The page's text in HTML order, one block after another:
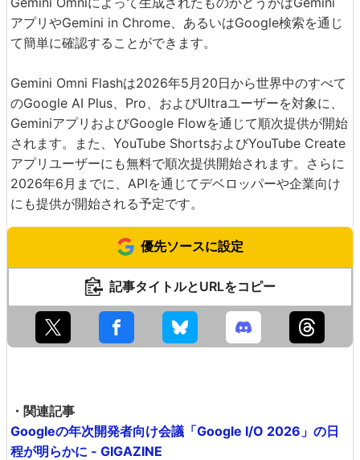
アプリやGemini in Chrome、あるいはGoogle検索を通じ
て簡単に確認することができます。
Gemini Omni Flashは2026年5月20日から世界中のすべて
のGoogle AI Plus、Pro、およびUltraユーザーを対象に、
GeminiアプリおよびGoogle Flowを通じて順次提供が開始
されます。また、YouTube ShortsおよびYouTube Create
アプリユーザーにも無料で順次提供開始されます。さらに
2026年6月までに、APIを通じてデベロッパーや企業向け
にも提供が開始される予定です。
優先ソースに設定
記事タイトルとURLをコピー
・関連記事
Googleの年次開発者向け会議「Google I/O 2026」の日
程が明らかに - GIGAZINE